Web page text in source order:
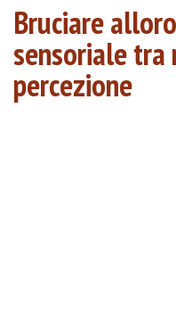
Bruciare
sensoriale tra
percezione